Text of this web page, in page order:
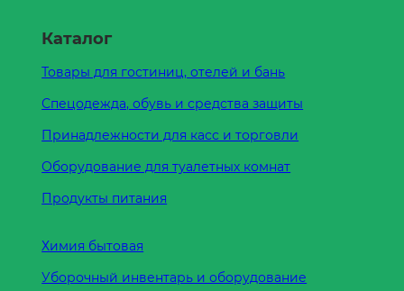
Каталог
Товары для гостиниц, отелей и бань
Спецодежда, обувь и средства защиты
Принадлежности для касс и торговли
Оборудование для туалетных комнат
Продукты питания
Химия бытовая
Уборочный инвентарь и оборудование